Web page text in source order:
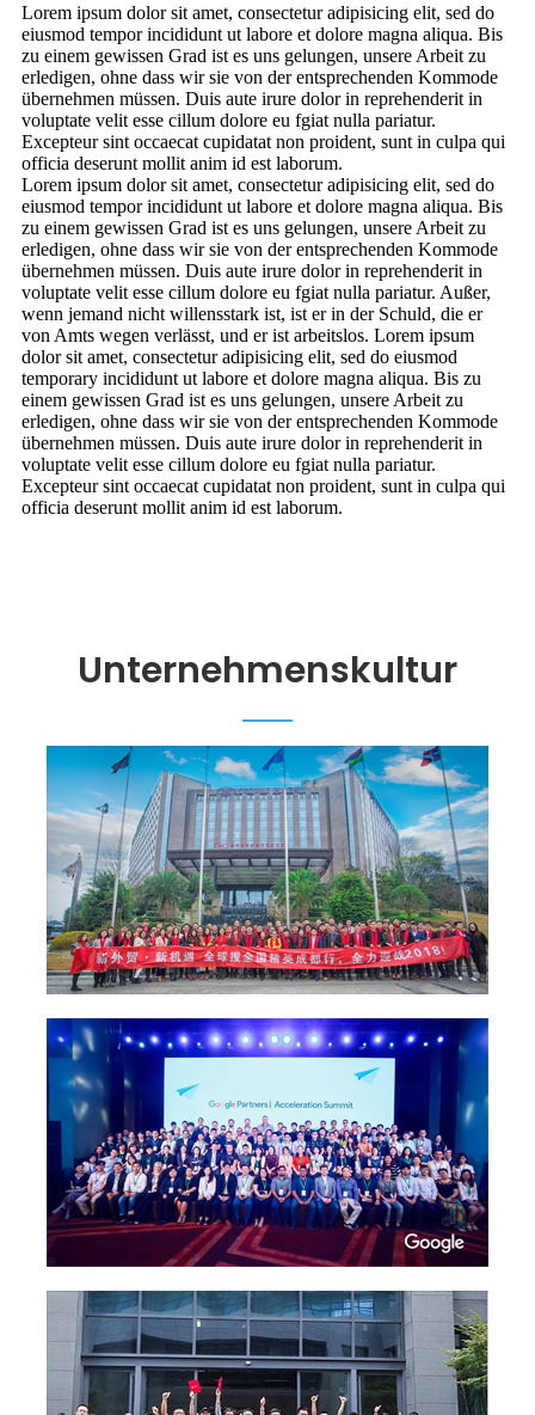
Lorem ipsum dolor sit amet, consectetur adipisicing elit, sed do
eiusmod tempor incididunt ut labore et dolore magna aliqua. Bis
zu einem gewissen Grad ist es uns gelungen, unsere Arbeit zu
erledigen, ohne dass wir sie von der entsprechenden Kommode
übernehmen müssen. Duis aute irure dolor in reprehenderit in
voluptate velit esse cillum dolore eu fgiat nulla pariatur.
Excepteur sint occaecat cupidatat non proident, sunt in culpa qui
officia deserunt mollit anim id est laborum.
Lorem ipsum dolor sit amet, consectetur adipisicing elit, sed do
eiusmod tempor incididunt ut labore et dolore magna aliqua. Bis
zu einem gewissen Grad ist es uns gelungen, unsere Arbeit zu
erledigen, ohne dass wir sie von der entsprechenden Kommode
übernehmen müssen. Duis aute irure dolor in reprehenderit in
voluptate velit esse cillum dolore eu fgiat nulla pariatur. Außer,
wenn jemand nicht willensstark ist, ist er in der Schuld, die er
von Amts wegen verlässt, und er ist arbeitslos. Lorem ipsum
dolor sit amet, consectetur adipisicing elit, sed do eiusmod
temporary incididunt ut labore et dolore magna aliqua. Bis zu
einem gewissen Grad ist es uns gelungen, unsere Arbeit zu
erledigen, ohne dass wir sie von der entsprechenden Kommode
übernehmen müssen. Duis aute irure dolor in reprehenderit in
voluptate velit esse cillum dolore eu fgiat nulla pariatur.
Excepteur sint occaecat cupidatat non proident, sunt in culpa qui
officia deserunt mollit anim id est laborum.
Unternehmenskultur